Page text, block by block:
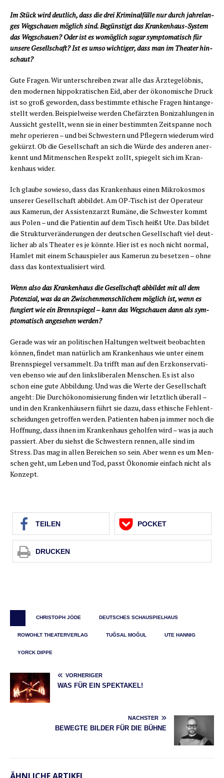
Im Stück wird deut­lich, dass die drei Kri­mi­nal­fäl­le nur durch jah­re­lan­
ges Weg­schau­en mög­lich sind. Begüns­tigt das Kran­ken­haus-Sys­tem
das Weg­schau­en? Oder ist es womög­lich sogar sym­pto­ma­tisch für
unse­re Gesell­schaft? Ist es umso wich­ti­ger, dass man im Thea­ter hin­
schaut?
Gute Fra­gen. Wir unter­schrei­ben zwar alle das Ärz­te­ge­löb­nis,
den moder­nen hip­po­kra­ti­schen Eid, aber der öko­no­mi­sche Druck
ist so groß gewor­den, dass bestimm­te ethi­sche Fra­gen hint­an­ge­
stellt wer­den. Bei­spiel­wei­se wer­den Chef­ärz­ten Boni­zah­lun­gen in
Aus­sicht gestellt, wenn sie in einer bestimm­ten Zeit­span­ne noch
mehr ope­rie­ren – und bei Schwes­tern und Pfle­gern wie­der­um wird
gekürzt. Ob die Gesell­schaft an sich die Wür­de des ande­ren aner­
kennt und Mit­men­schen Respekt zollt, spie­gelt sich im Kran­
ken­haus wider.
Ich glau­be sowie­so, dass das Kran­ken­haus einen Mikro­kos­mos
unse­rer Gesell­schaft abbil­det. Am OP-Tisch ist der Ope­ra­teur
aus Kame­run, der Assis­tenz­arzt Rumä­ne, die Schwes­ter kommt
aus Polen – und die Pati­en­tin auf dem Tisch heißt Ute. Das bil­det
die Struk­tur­ver­än­de­run­gen der deut­schen Gesell­schaft viel deut­
li­cher ab als Thea­ter es je könn­te. Hier ist es noch nicht nor­mal,
Ham­let mit einem Schau­spie­ler aus Kame­run zu beset­zen – ohne
dass das kon­tex­tua­li­siert wird.
Wenn also das Kran­ken­haus die Gesell­schaft abbil­det mit all dem
Poten­zi­al, was da an Zwi­schen­mensch­li­chem mög­lich ist, wenn es
fun­giert wie ein Brenn­spie­gel – kann das Weg­schau­en dann als sym­
pto­ma­tisch ange­se­hen werden?
Gera­de was wir an poli­ti­schen Hal­tun­gen welt­weit beob­ach­ten
kön­nen, fin­det man natür­lich am Kran­ken­haus wie unter einem
Brenn­spie­gel ver­sam­melt. Da trifft man auf den Erz­kon­ser­va­ti­
ven eben­so wie auf den links­li­be­ra­len Men­schen. Es ist also
schon eine gute Abbil­dung. Und was die Wer­te der Gesell­schaft
angeht: Die Durch­öko­no­mi­sie­rung fin­den wir letzt­lich über­all –
und in den Kran­ken­häu­sern führt sie dazu, dass ethi­sche Fehl­ent­
schei­dun­gen getrof­fen wer­den. Pati­en­ten haben ja immer noch die
Hoff­nung, dass ihnen im Kran­ken­haus gehol­fen wird – was ja auch
pas­siert. Aber du siehst die Schwes­tern ren­nen, alle sind im
Stress. Das mag in allen Berei­chen so sein. Aber wenn es um Men­
schen geht, um Leben und Tod, passt Öko­no­mie ein­fach nicht als
Konzept.
TEI­LEN POCKET
DRU­CKEN
CHRISTOPH JÖDE DEUTSCHES SCHAUSPIELHAUS
ROWOHLT THEATERVERLAG TUĞSAL MOĞUL UTE HANNIG
YORCK DIPPE
VORHERIGER
WAS FÜR EIN SPEKTAKEL!
NÄCHSTER
BEWEGTE BILDER FÜR DIE BÜHNE